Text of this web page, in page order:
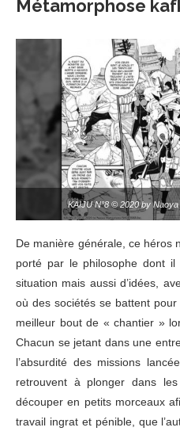
Métamorphose
KAIJU N°8 © 2020 by
De manière générale, ce héros
porté par le philosophe dont
situation mais aussi d’idées,
où des sociétés se battent
meilleur bout de « chantier »
Chacun se jetant dans une
l’absurdité des missions
retrouvent à plonger dans les
découper en petits morceaux
travail ingrat et pénible, que